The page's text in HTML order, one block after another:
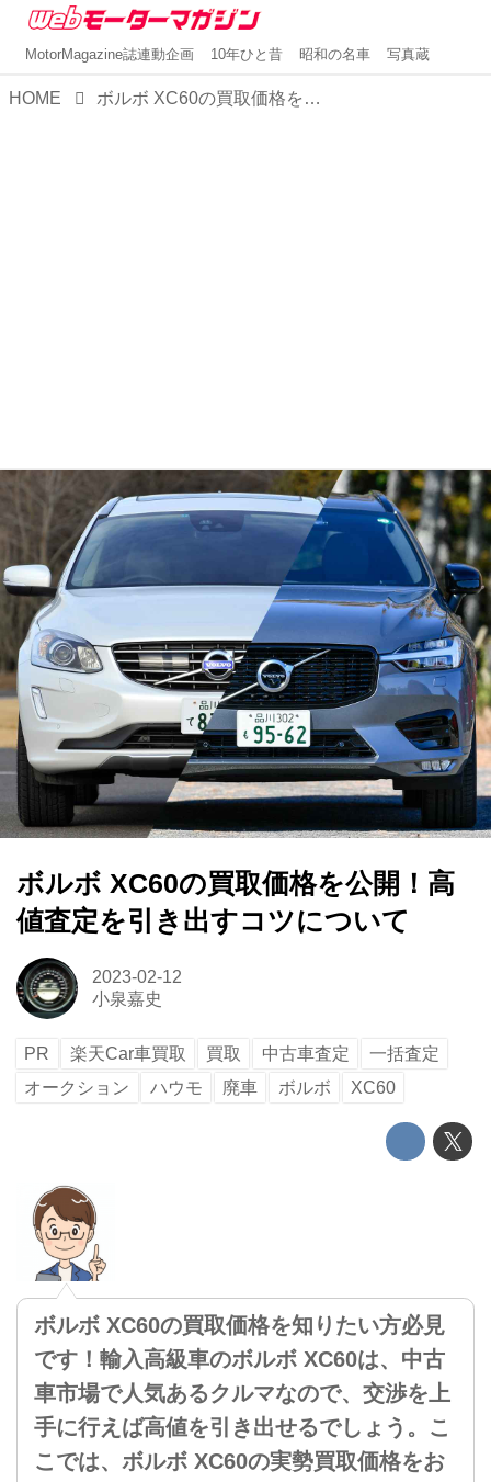
MotorMagazine誌連動企画 10年ひと昔 昭和の名車 写真蔵
HOME ボルボ XC60の買取価格を公開！高値査定を引き出すコツについて
ボルボ XC60の買取価格を公開！高
値査定を引き出すコツについて
2023-02-12
小泉嘉史
PR 楽天Car車買取 買取 中古車査定
一括査定
オークション
ハウモ 廃車 ボルボ XC60
ボルボ XC60の買取価格を知りたい方必見
です！輸入高級車のボルボ XC60は、中古
車市場で人気あるクルマなので、交渉を上
手に行えば高値を引き出せるでしょう。こ
こでは、ボルボ XC60の実勢買取価格をお